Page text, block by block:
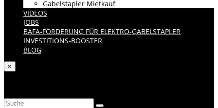
Gabelstapler Mietkauf
VIDEOS
JOBS
BAFA-FÖRDERUNG FÜR ELEKTRO-GABELSTAPLER
INVESTITIONS-BOOSTER
BLOG
×